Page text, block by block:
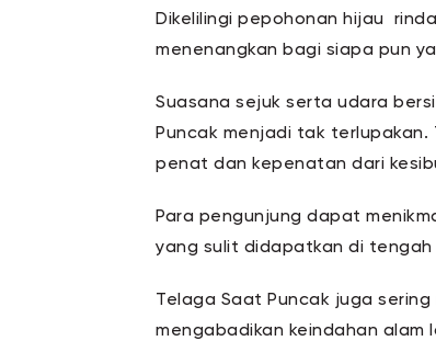
Dikelilingi pepohonan hijau
menenangkan bagi siapa pun
Suasana sejuk serta udara
Puncak menjadi tak
penat dan kepenatan dari
Para pengunjung dapat
yang sulit didapatkan di
Telaga Saat Puncak juga
mengabadikan keindahan alam